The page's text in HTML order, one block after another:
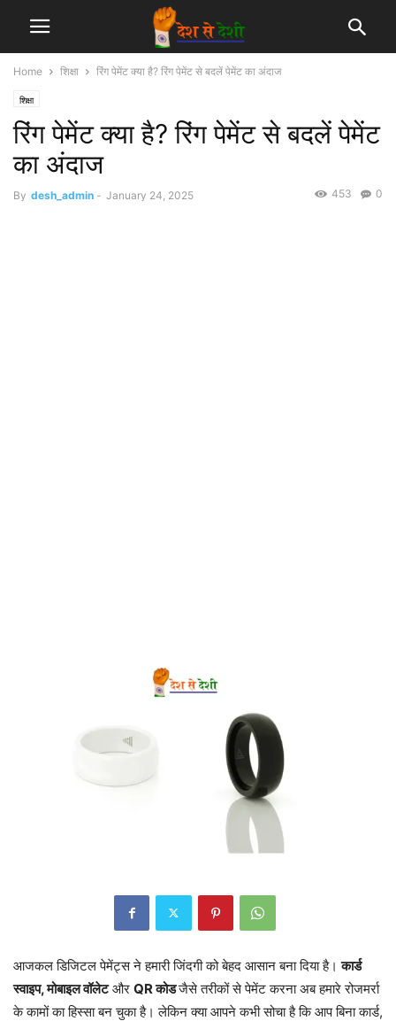
Home शिक्षा रिंग पेमेंट क्या है? रिंग पेमेंट से बदलें पेमेंट का अंदाज
शिक्षा
रिंग पेमेंट क्या है? रिंग पेमेंट से बदलें पेमेंट
का अंदाज
By desh_admin - January 24, 2025 0
453
आजकल डिजिटल पेमेंट्स ने हमारी जिंदगी को बेहद आसान बना दिया है।कार्ड
स्वाइप, मोबाइल वॉलेटऔर QR कोडजैसे तरीकों से पेमेंट करना अब हमारे रोजमर्रा
के कामों का हिस्सा बन चुका है। लेकिन क्या आपने कभी सोचा है कि आप बिना कार्ड,